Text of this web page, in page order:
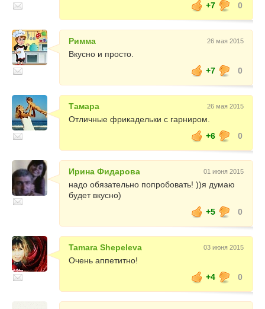
+7
0
Римма 26 мая 2015
Вкусно и просто.
+7
0
Тамара 26 мая 2015
Отличные фрикадельки с гарниром.
+6
0
Ирина Фидарова 01 июня 2015
надо обязательно попробовать! ))я думаю
будет вкусно)
+5
0
Tamara Shepeleva 03 июня 2015
Очень аппетитно!
+4
0